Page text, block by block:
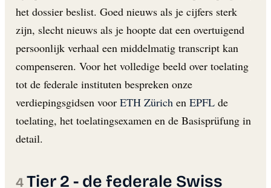
het dossier beslist. Goed nieuws als je cijfers sterk
zijn, slecht nieuws als je hoopte dat een overtuigend
persoonlijk verhaal een middelmatig transcript kan
compenseren. Voor het volledige beeld over toelating
tot de federale instituten bespreken onze
verdiepingsgidsen voor ETH Zürich en EPFL de
toelating, het toelatingsexamen en de Basisprüfung in
detail.
Tier 2 - de federale Swiss